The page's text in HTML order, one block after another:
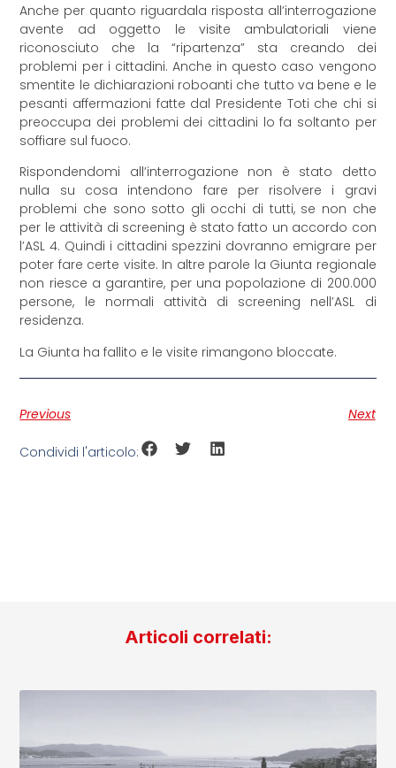
Anche per quanto riguardala risposta all’interrogazione
avente ad oggetto le visite ambulatoriali viene
riconosciuto che la “ripartenza” sta creando dei
problemi per i cittadini. Anche in questo caso vengono
smentite le dichiarazioni roboanti che tutto va bene e le
pesanti affermazioni fatte dal Presidente Toti che chi si
preoccupa dei problemi dei cittadini lo fa soltanto per
soffiare sul fuoco.
Rispondendomi all’interrogazione non è stato detto
nulla su cosa intendono fare per risolvere i gravi
problemi che sono sotto gli occhi di tutti, se non che
per le attività di screening è stato fatto un accordo con
l’ASL 4. Quindi i cittadini spezzini dovranno emigrare per
poter fare certe visite. In altre parole la Giunta regionale
non riesce a garantire, per una popolazione di 200.000
persone, le normali attività di screening nell’ASL di
residenza.
La Giunta ha fallito e le visite rimangono bloccate.
Previous Next
Condividi l'articolo:
Articoli correlati: